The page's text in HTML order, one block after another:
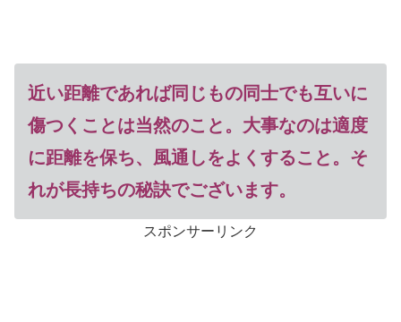
近い距離であれば同じもの同士でも互いに
傷つくことは当然のこと。大事なのは適度
に距離を保ち、風通しをよくすること。そ
れが長持ちの秘訣でございます。
スポンサーリンク